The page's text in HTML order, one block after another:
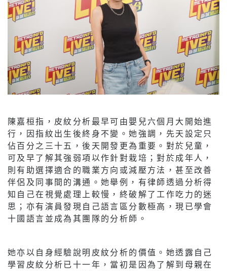
陳嘉桓指，皮紋分析最早可由嬰兒六個月大開始進
行，因指紋出生後終身不變。她強調，先天設定只
佔百分之三十五，後天開發更為重要。對於兒童，
可及早了解其強弱項以作針對栽培；對於成年人，
則有助選擇適合的職業方向或減壓方法，甚至改善
伴侶及同事間的溝通。她舉例，有律師透過分析得
知自己在視覺處理上較慢，終破解了工作吃力的迷
思；亦有演員發現自己語言區分數極高，現已學會
十國語言並成為其團隊的分析師。
她亦以自身經驗說明皮紋分析的價值。她透露自己
學習皮紋分析已十一年，當初是因為了解到母親在